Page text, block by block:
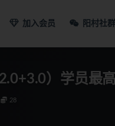
加入会员 阳村社群
）学员最
28